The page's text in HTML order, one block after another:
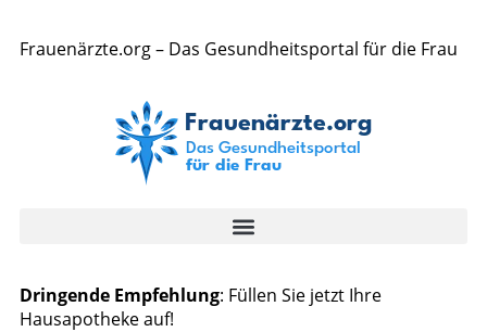
Frauenärzte.org – Das Gesundheitsportal für die Frau
Dringende Empfehlung: Füllen Sie jetzt Ihre
Hausapotheke auf!